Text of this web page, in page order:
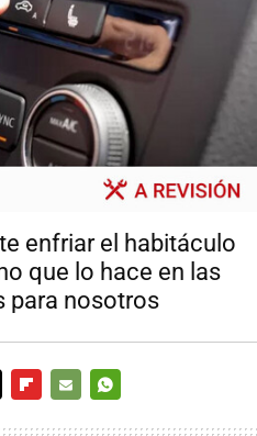
enfriar el habitáculo
que lo hace en las
para nosotros